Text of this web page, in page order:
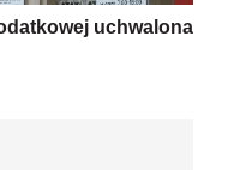
uchwalona